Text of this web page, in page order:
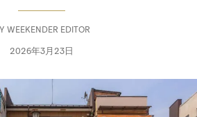
WEEKENDER EDITOR
2026年3月23日